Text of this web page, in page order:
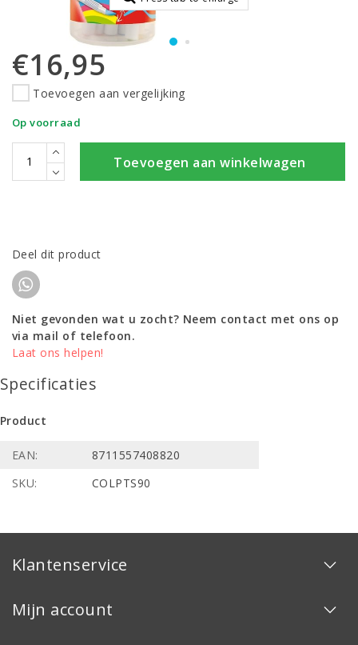
€16,95
Toevoegen aan vergelijking
Op voorraad
Toevoegen aan winkelwagen
Deel dit product
Niet gevonden wat u zocht? Neem contact met ons op
via mail of telefoon.
Laat ons helpen!
Specificaties
Product
EAN:
8711557408820
SKU:
COLPTS90
Klantenservice
Mijn account